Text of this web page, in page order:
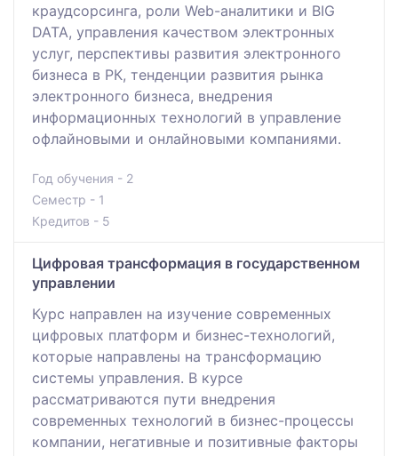
краудсорсинга, роли Web-аналитики и BIG
DATA, управления качеством электронных
услуг, перспективы развития электронного
бизнеса в РК, тенденции развития рынка
электронного бизнеса, внедрения
информационных технологий в управление
офлайновыми и онлайновыми компаниями.
Год обучения - 2
Семестр - 1
Кредитов - 5
Цифровая трансформация в государственном
управлении
Курс направлен на изучение современных
цифровых платформ и бизнес-технологий,
которые направлены на трансформацию
системы управления. В курсе
рассматриваются пути внедрения
современных технологий в бизнес-процессы
компании, негативные и позитивные факторы